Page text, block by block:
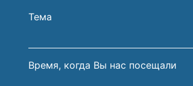
фамилия
Тема
Время, когда Вы нас посещали